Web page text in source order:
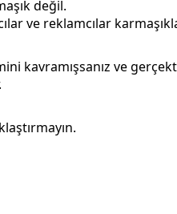
değil.
ve reklamcılar
kavramışsanız ve